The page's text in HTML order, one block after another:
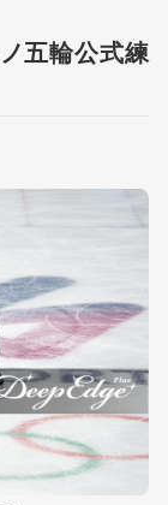
五輪公式練